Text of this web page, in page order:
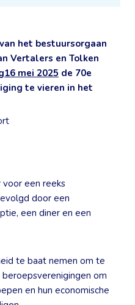
het bestuursorgaan
Vertalers en Tolken
mei 2025 de 70e
te vieren in het
een reeks
door een
een diner en een
te baat nemen om te
om
en hun economische